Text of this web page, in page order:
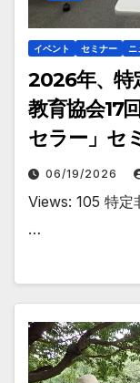
イベント セミナー ニ
2026年、特
教育協会17
セラー」セ
06/19/2026
Views: 105 特
…